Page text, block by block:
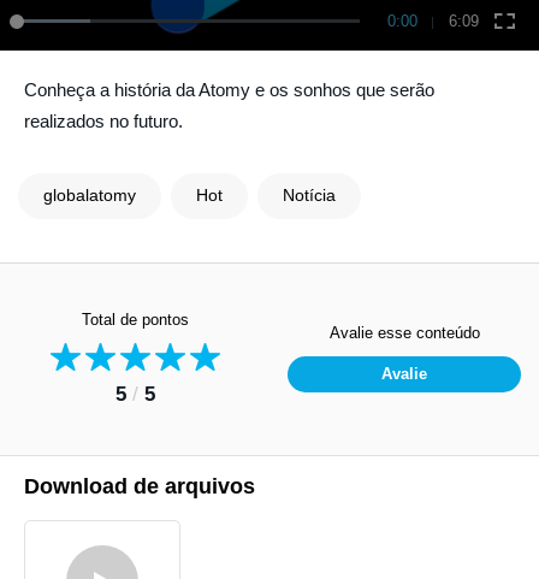
0:00 6:09
Conheça a história da Atomy e os sonhos que serão
realizados no futuro.
globalatomy Hot Notícia
Total de pontos
5/ 5
Avalie esse conteúdo
Avalie
Download de arquivos